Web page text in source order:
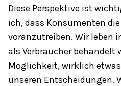
Diese Perspektive ist
ich, dass Konsumenten
voranzutreiben. Wir leben
als Verbraucher behandelt
Möglichkeit, wirklich
unseren Entscheidungen.